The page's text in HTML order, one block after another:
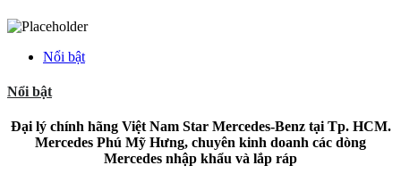
Nổi bật
Nổi bật
Đại lý chính hãng Việt Nam Star Mercedes-Benz tại Tp. HCM.
Mercedes Phú Mỹ Hưng, chuyên kinh doanh các dòng
Mercedes nhập khẩu và lắp ráp